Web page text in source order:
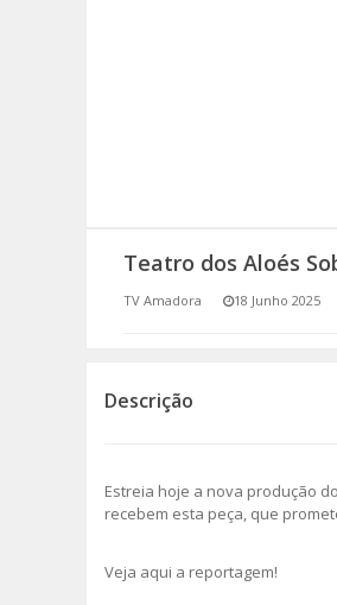
(RE) PENSAMENTOS
Teatro dos Aloés
TV Amadora 18 Junho 2025
Descrição
Estreia hoje a nova produção
recebem esta peça, que
Veja aqui a reportagem!